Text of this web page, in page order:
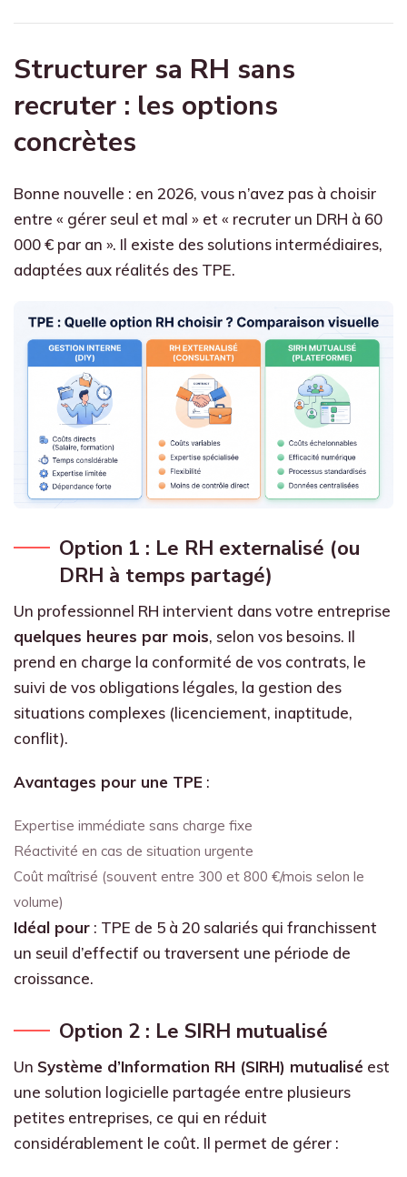
Structurer sa RH sans
recruter : les options
concrètes
Bonne nouvelle : en 2026, vous n’avez pas à choisir
entre « gérer seul et mal » et « recruter un DRH à 60
000 € par an ». Il existe des solutions intermédiaires,
adaptées aux réalités des TPE.
Option 1 : Le RH externalisé (ou
DRH à temps partagé)
Un professionnel RH intervient dans votre entreprise
quelques heures par mois, selon vos besoins. Il
prend en charge la conformité de vos contrats, le
suivi de vos obligations légales, la gestion des
situations complexes (licenciement, inaptitude,
conflit).
Avantages pour une TPE :
Expertise immédiate sans charge fixe
Réactivité en cas de situation urgente
Coût maîtrisé (souvent entre 300 et 800 €/mois selon le
volume)
Idéal pour : TPE de 5 à 20 salariés qui franchissent
un seuil d’effectif ou traversent une période de
croissance.
Option 2 : Le SIRH mutualisé
Un Système d’Information RH (SIRH) mutualisé est
une solution logicielle partagée entre plusieurs
petites entreprises, ce qui en réduit
considérablement le coût. Il permet de gérer :